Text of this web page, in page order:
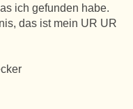
ich gefunden habe.
das ist mein UR UR